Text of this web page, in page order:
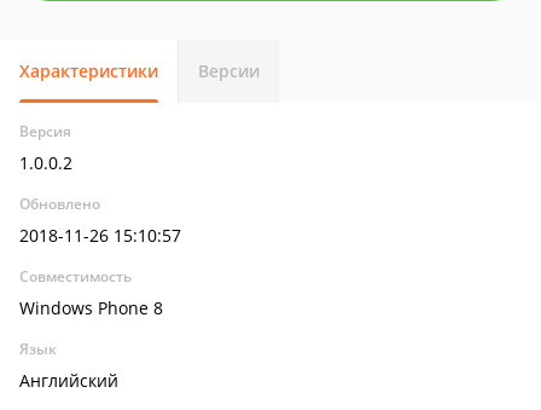
Характеристики Версии
Версия
1.0.0.2
Обновлено
2018-11-26 15:10:57
Совместимость
Windows Phone 8
Язык
Английский